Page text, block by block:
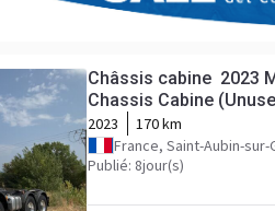
Châssis cabine 2023
Chassis Cabine
2023
170 km
France, Saint-Aubin-sur-
Publié: 8jour(s)